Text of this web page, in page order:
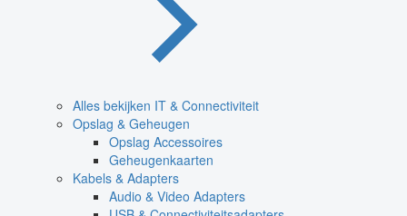
Alles bekijken IT & Connectiviteit
Opslag & Geheugen
Opslag Accessoires
Geheugenkaarten
Kabels & Adapters
Audio & Video Adapters